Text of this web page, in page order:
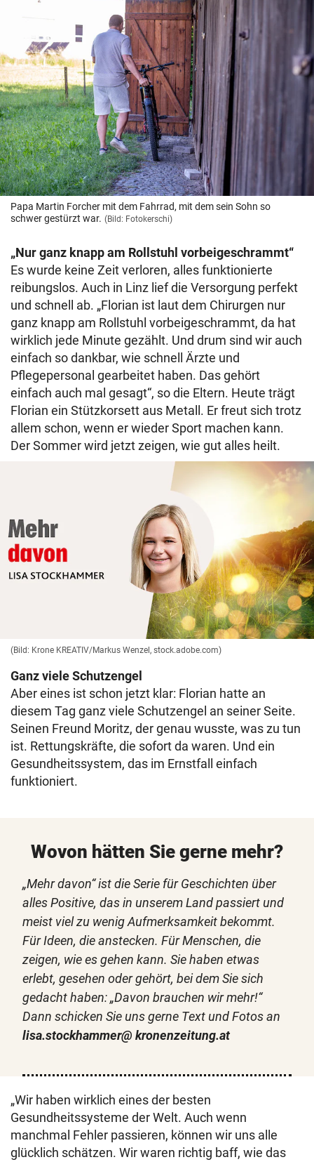
Papa Martin Forcher mit dem Fahrrad, mit dem sein Sohn so
schwer gestürzt war. (Bild: Fotokerschi)
„Nur ganz knapp am Rollstuhl vorbeigeschrammt“
Es wurde keine Zeit verloren, alles funktionierte
reibungslos. Auch in Linz lief die Versorgung perfekt
und schnell ab. „Florian ist laut dem Chirurgen nur
ganz knapp am Rollstuhl vorbeigeschrammt, da hat
wirklich jede Minute gezählt. Und drum sind wir auch
einfach so dankbar, wie schnell Ärzte und
Pflegepersonal gearbeitet haben. Das gehört
einfach auch mal gesagt“, so die Eltern. Heute trägt
Florian ein Stützkorsett aus Metall. Er freut sich trotz
allem schon, wenn er wieder Sport machen kann.
Der Sommer wird jetzt zeigen, wie gut alles heilt.
(Bild: Krone KREATIV/Markus Wenzel, stock.adobe.com)
Ganz viele Schutzengel
Aber eines ist schon jetzt klar: Florian hatte an
diesem Tag ganz viele Schutzengel an seiner Seite.
Seinen Freund Moritz, der genau wusste, was zu tun
ist. Rettungskräfte, die sofort da waren. Und ein
Gesundheitssystem, das im Ernstfall einfach
funktioniert.
Wovon hätten Sie gerne mehr?
„Mehr davon“ ist die Serie für Geschichten über
alles Positive, das in unserem Land passiert und
meist viel zu wenig Aufmerksamkeit bekommt.
Für Ideen, die anstecken. Für Menschen, die
zeigen, wie es gehen kann. Sie haben etwas
erlebt, gesehen oder gehört, bei dem Sie sich
gedacht haben: „Davon brauchen wir mehr!“
Dann schicken Sie uns gerne Text und Fotos an
lisa.stockhammer@ kronenzeitung.at
„Wir haben wirklich eines der besten
Gesundheitssysteme der Welt. Auch wenn
manchmal Fehler passieren, können wir uns alle
glücklich schätzen. Wir waren richtig baff, wie das